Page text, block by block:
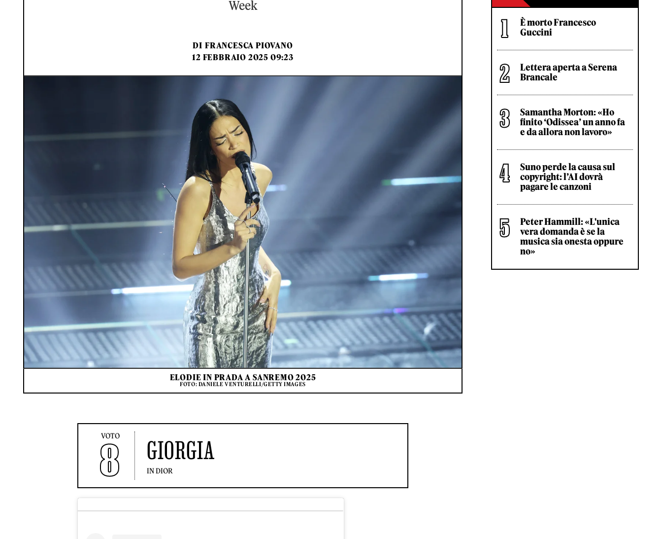
Week
DI FRANCESCA PIOVANO
12 FEBBRAIO 2025 09:23
ELODIE IN PRADA A SANREMO 2025
FOTO: DANIELE VENTURELLI/GETTY IMAGES
VOTO
8 GIORGIA
IN DIOR
È morto Francesco
Guccini
Lettera aperta a Serena
Brancale
Samantha Morton: «Ho
finito ‘Odissea’ un anno fa
e da allora non lavoro»
Suno perde la causa sul
copyright: l’AI dovrà
pagare le canzoni
Peter Hammill: «L'unica
vera domanda è se la
musica sia onesta oppure
no»